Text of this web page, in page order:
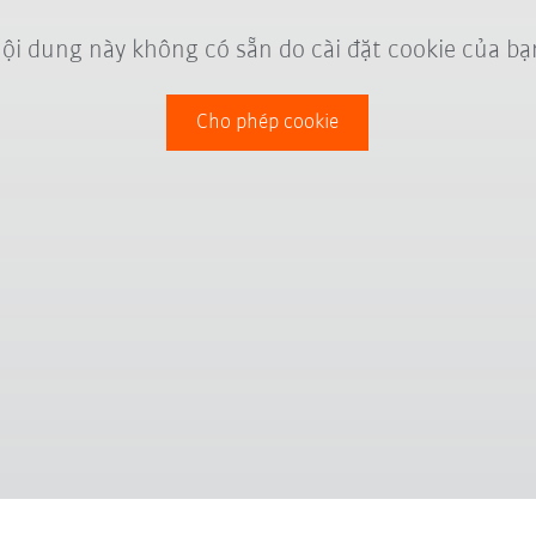
dung này không có sẵn do cài đặt cookie của
Cho phép cookie